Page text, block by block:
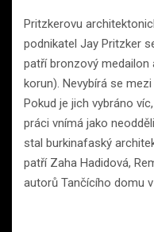
Pritzkerovu
podnikatel Jay Pritzker
patří bronzový medailon
korun). Nevybírá se
Pokud je jich vybráno
práci vnímá jako
stal burkinafaský
patří Zaha Hadidová,
autorů Tančícího domu